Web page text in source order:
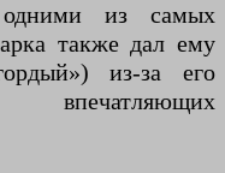
одними из самых
также дал ему
из-за его